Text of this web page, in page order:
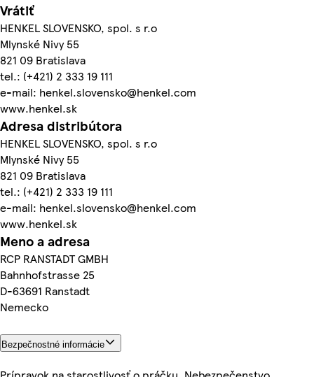
Vrátiť
HENKEL SLOVENSKO, spol. s r.o
Mlynské Nivy 55
821 09 Bratislava
tel.: (+421) 2 333 19 111
e-mail: henkel.slovensko@henkel.com
www.henkel.sk
Adresa distribútora
HENKEL SLOVENSKO, spol. s r.o
Mlynské Nivy 55
821 09 Bratislava
tel.: (+421) 2 333 19 111
e-mail: henkel.slovensko@henkel.com
www.henkel.sk
Meno a adresa
RCP RANSTADT GMBH
Bahnhofstrasse 25
D-63691 Ranstadt
Nemecko
Bezpečnostné informácie